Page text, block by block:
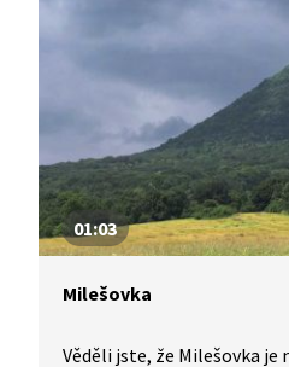
01:03
Milešovka
Věděli jste, že Milešovka